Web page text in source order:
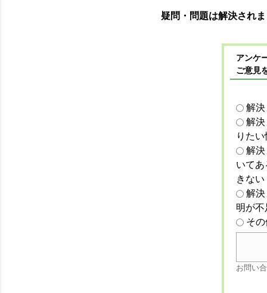
疑問・問題は解決され
アンケ
ご意見
解
解
りた
解
いて
きない
解
明が
そ
お問い